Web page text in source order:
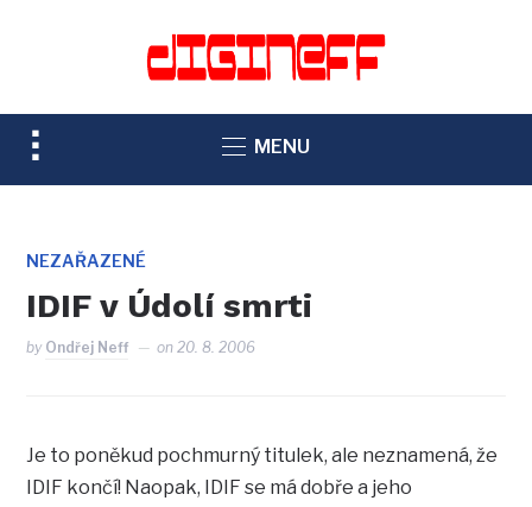
TOGGLE
SIDEBAR
NAVIGATION
MENU
NEZAŘAZENÉ
IDIF v Údolí smrti
by Ondřej Neff on20. 8. 2006
Je to poněkud pochmurný titulek, ale neznamená, že
IDIF končí! Naopak, IDIF se má dobře a jeho